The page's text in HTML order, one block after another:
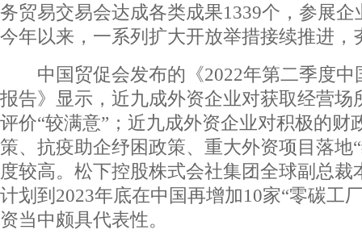
务贸易交易会达成各类成果1339个，参展
今年以来，一系列扩大开放举措接续推进，
中国贸促会发布的《2022年第二季度中
报告》显示，近九成外资企业对获取经营场
评价“较满意”；近九成外资企业对积极的财
策、抗疫助企纾困政策、重大外资项目落地
度较高。松下控股株式会社集团全球副总裁
计划到2023年底在中国再增加10家“零碳工
资当中颇具代表性。